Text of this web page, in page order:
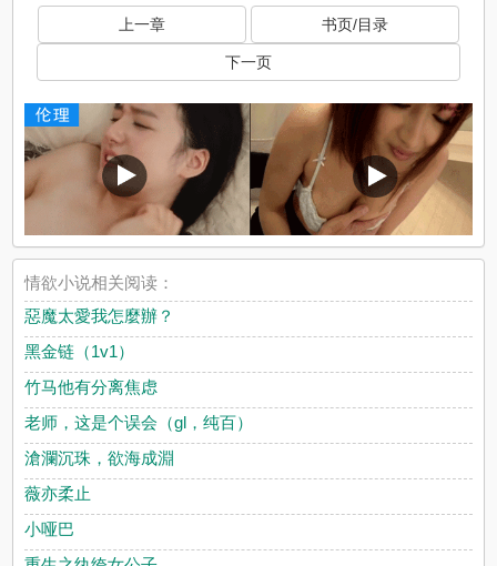
上一章 书页/目录
下一页
情欲小说相关阅读：
惡魔太愛我怎麼辦？
黑金链（1v1）
竹马他有分离焦虑
老师，这是个误会（gl，纯百）
滄瀾沉珠，欲海成淵
薇亦柔止
小哑巴